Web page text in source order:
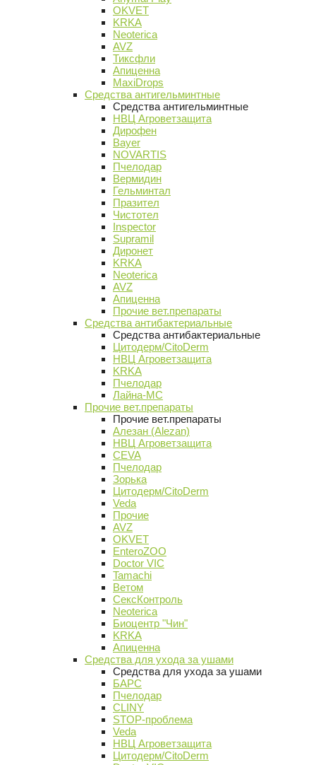
OKVET
KRKA
Neoterica
AVZ
Тиксфли
Апиценна
MaxiDrops
Средства антигельминтные
Средства антигельминтные
НВЦ Агроветзащита
Дирофен
Bayer
NOVARTIS
Пчелодар
Вермидин
Гельминтал
Празител
Чистотел
Inspector
Supramil
Диронет
KRKA
Neoterica
AVZ
Апиценна
Прочие вет.препараты
Средства антибактериальные
Средства антибактериальные
Цитодерм/CitoDerm
НВЦ Агроветзащита
KRKA
Пчелодар
Лайна-МС
Прочие вет.препараты
Прочие вет.препараты
Алезан (Alezan)
НВЦ Агроветзащита
CEVA
Пчелодар
Зорька
Цитодерм/CitoDerm
Veda
Прочие
AVZ
OKVET
EnteroZOO
Doctor VIC
Tamachi
Ветом
СексКонтроль
Neoterica
Биоцентр "Чин"
KRKA
Апиценна
Средства для ухода за ушами
Средства для ухода за ушами
БАРС
Пчелодар
CLINY
STOP-проблема
Veda
НВЦ Агроветзащита
Цитодерм/CitoDerm